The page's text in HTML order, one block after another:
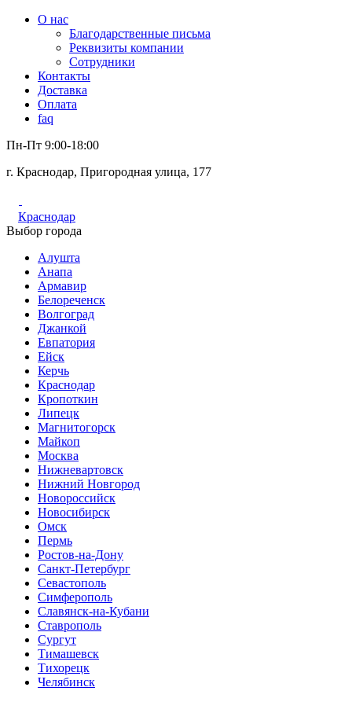
О нас
Благодарственные письма
Реквизиты компании
Сотрудники
Контакты
Доставка
Оплата
faq
Пн-Пт 9:00-18:00
г. Краснодар, Пригородная улица, 177
Краснодар
Выбор города
Алушта
Анапа
Армавир
Белореченск
Волгоград
Джанкой
Евпатория
Ейск
Керчь
Краснодар
Кропоткин
Липецк
Магнитогорск
Майкоп
Москва
Нижневартовск
Нижний Новгород
Новороссийск
Новосибирск
Омск
Пермь
Ростов-на-Дону
Санкт-Петербург
Севастополь
Симферополь
Славянск-на-Кубани
Ставрополь
Сургут
Тимашевск
Тихорецк
Челябинск